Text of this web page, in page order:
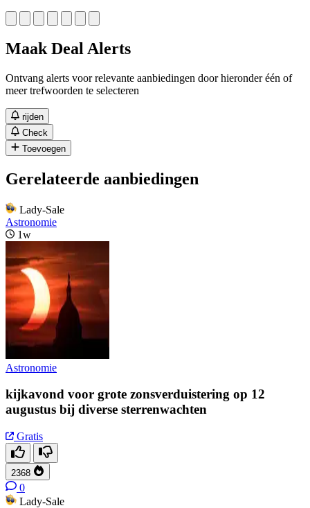
Maak Deal Alerts
Ontvang alerts voor relevante aanbiedingen door hieronder één of
meer trefwoorden te selecteren
rijden
Check
Toevoegen
Gerelateerde aanbiedingen
Lady-Sale
Astronomie
1w
Astronomie
kijkavond voor grote zonsverduistering op 12
augustus bij diverse sterrenwachten
Gratis
2368
0
Lady-Sale